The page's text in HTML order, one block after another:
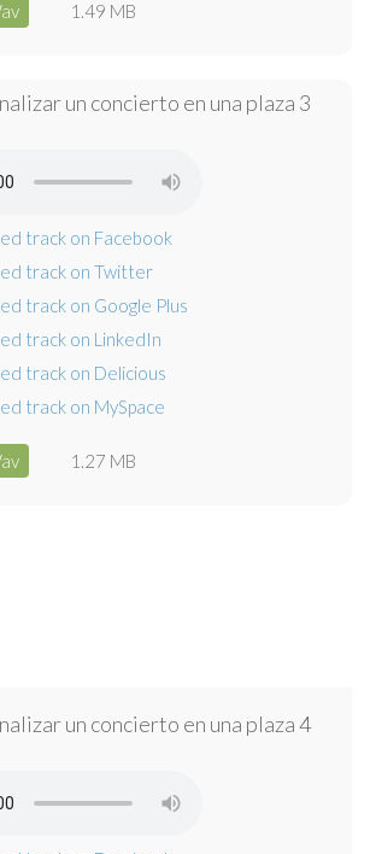
1.49 MB
un concierto en una plaza 3
1.27 MB
un concierto en una plaza 4